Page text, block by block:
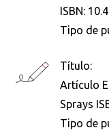
ISBN:
Tipo de
Título:
Artículo
Sprays
Tipo de